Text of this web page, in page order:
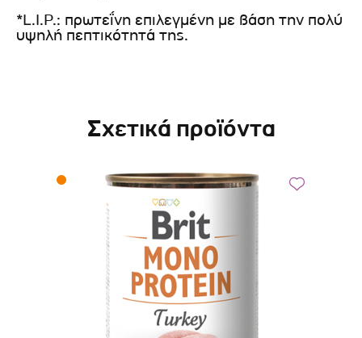
*L.I.P.: πρωτεΐνη επιλεγμένη με βάση την πολύ
υψηλή πεπτικότητά της.
Σχετικά προϊόντα